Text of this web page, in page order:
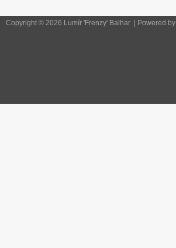
Copyright © 2026 Lumír 'Frenzy' Balhar | Powered by